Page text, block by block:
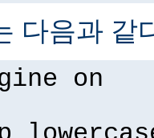
다음과 같
on